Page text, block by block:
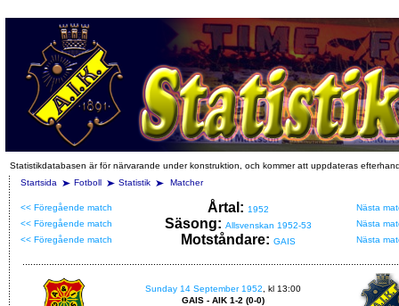
Statistikdatabasen är för närvarande under konstruktion, och kommer att uppdateras
Startsida
Fotboll Statistik Matcher
<< Föregående match Årtal: 1952
Nästa
<< Föregående match
Säsong: Allsvenskan 1952-53
Nästa
<< Föregående match
Motståndare: GAIS Nästa
Sunday 14 September 1952 , kl 13:00
GAIS - AIK 1-2 (0-0)